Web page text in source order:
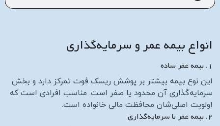
انواع بیمه عمر و سرمایه‌گذاری
۱. بیمه عمر ساده
این نوع بیمه بیشتر بر پوشش ریسک فوت تمرکز دارد و بخش
سرمایه‌گذاری آن محدود یا صفر است. مناسب افرادی است که
اولویت اصلی‌شان محافظت مالی خانواده است.
۲. بیمه عمر با سرمایه‌گذاری